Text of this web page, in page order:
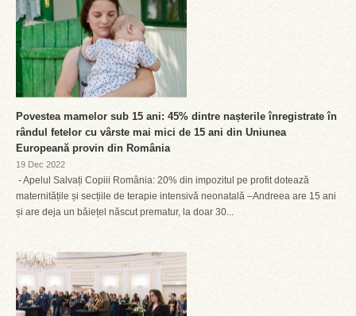
Povestea mamelor sub 15 ani: 45% dintre nașterile înregistrate în
rândul fetelor cu vârste mai mici de 15 ani din Uniunea
Europeană provin din România
19 Dec 2022
- Apelul Salvați Copiii România: 20% din impozitul pe profit dotează
maternitățile și secțiile de terapie intensivă neonatală –Andreea are 15 ani
și are deja un băiețel născut prematur, la doar 30...